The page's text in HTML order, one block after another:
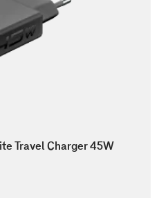
Travel Charger 45W